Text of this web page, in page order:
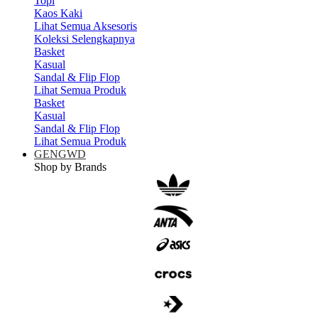
Kaos Kaki
Lihat Semua Aksesoris
Koleksi Selengkapnya
Basket
Kasual
Sandal & Flip Flop
Lihat Semua Produk
Basket
Kasual
Sandal & Flip Flop
Lihat Semua Produk
GENGWD
Shop by Brands